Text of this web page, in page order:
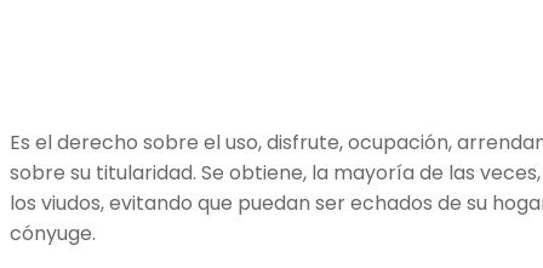
Es el derecho sobre el uso, disfrute, ocupación,
sobre su titularidad. Se obtiene, la mayoría de las
los viudos, evitando que puedan ser echados de su
cónyuge.